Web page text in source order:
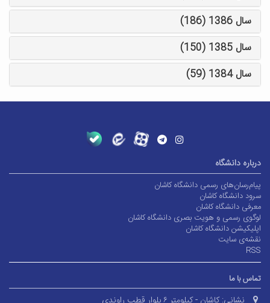
سال 1386 (186)
سال 1385 (150)
سال 1384 (59)
درباره دانشگاه
پیام‌رسان‌های رسمی دانشگاه کاشان
سرود دانشگاه کاشان
معرفی دانشگاه کاشان
لوگوی رسمی و هویت بصری دانشگاه کاشان
اپلیکیشن دانشگاه کاشان
نقشه‌ی سایت
RSS
تماس با ما